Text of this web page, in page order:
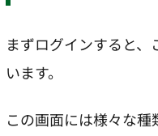
まずログインすると
います。
この画面には様々な